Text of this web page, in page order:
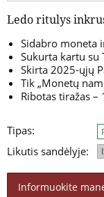
Ledo ritulys
Sidabro moneta
Sukurta kartu
Skirta 2025-ųjų
Tik „Monetų
Ribotas tiražas
Tipas:
Likutis sandėlyje:
Informuokite